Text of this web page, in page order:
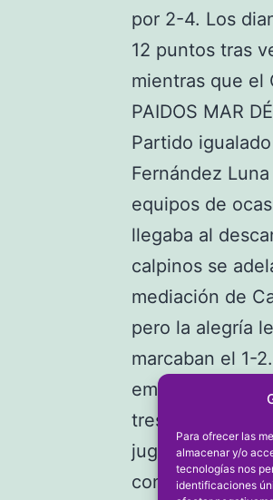
Para ofrecer las
almacenar y/o
tecnologías nos
identificaciones
por 2-4. Los
12 puntos tras
mientras que el
PAIDOS MAR
Partido
Fernández
equipos de
llegaba al
calpinos se
mediación de
pero la alegría
marcaban el 1-
empate pero
tres minutos
jugaron con
consiguieron